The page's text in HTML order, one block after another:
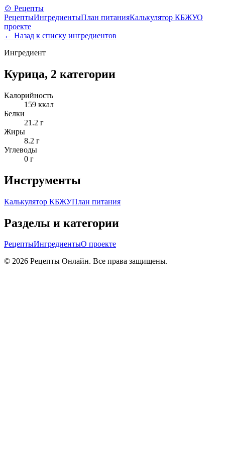
🍲 Рецепты
РецептыИнгредиентыПлан питанияКалькулятор КБЖУО
проекте
← Назад к списку ингредиентов
Ингредиент
Курица, 2 категории
Калорийность
159 ккал
Белки
21.2 г
Жиры
8.2 г
Углеводы
0 г
Инструменты
Калькулятор КБЖУПлан питания
Разделы и категории
РецептыИнгредиентыО проекте
© 2026 Рецепты Онлайн. Все права защищены.